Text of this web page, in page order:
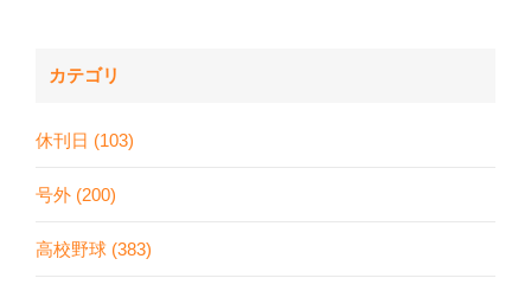
カテゴリ
休刊日 (103)
号外 (200)
高校野球 (383)